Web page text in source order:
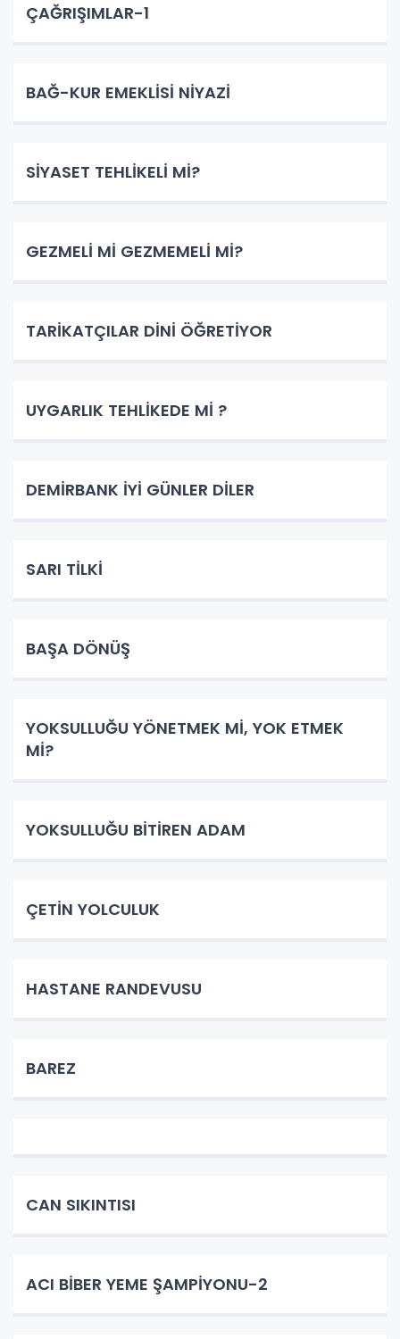
ÇAĞRIŞIMLAR-1
BAĞ-KUR EMEKLİSİ NİYAZİ
SİYASET TEHLİKELİ Mİ?
GEZMELİ Mİ GEZMEMELİ Mİ?
TARİKATÇILAR DİNİ ÖĞRETİYOR
UYGARLIK TEHLİKEDE Mİ ?
DEMİRBANK İYİ GÜNLER DİLER
SARI TİLKİ
BAŞA DÖNÜŞ
YOKSULLUĞU YÖNETMEK Mİ, YOK ETMEK
Mİ?
YOKSULLUĞU BİTİREN ADAM
ÇETİN YOLCULUK
HASTANE RANDEVUSU
BAREZ
CAN SIKINTISI
ACI BİBER YEME ŞAMPİYONU-2